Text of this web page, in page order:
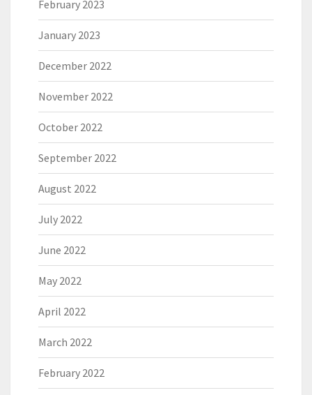
February 2023
January 2023
December 2022
November 2022
October 2022
September 2022
August 2022
July 2022
June 2022
May 2022
April 2022
March 2022
February 2022